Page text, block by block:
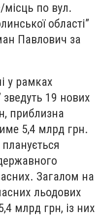
місць по вул.
області”
Павлович за
у рамках
зведуть 19 нових
приблизна
5,4 млрд грн.
Загалом на
льодових
млрд грн, із них